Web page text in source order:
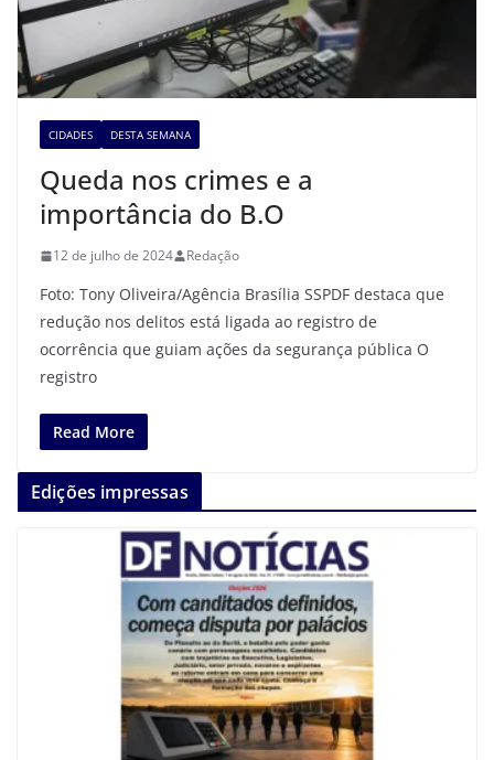
CIDADES DESTA SEMANA
Queda nos crimes e a
importância do B.O
12 de julho de 2024 Redação
Foto: Tony Oliveira/Agência Brasília SSPDF destaca que
redução nos delitos está ligada ao registro de
ocorrência que guiam ações da segurança pública O
registro
Read More
Edições impressas